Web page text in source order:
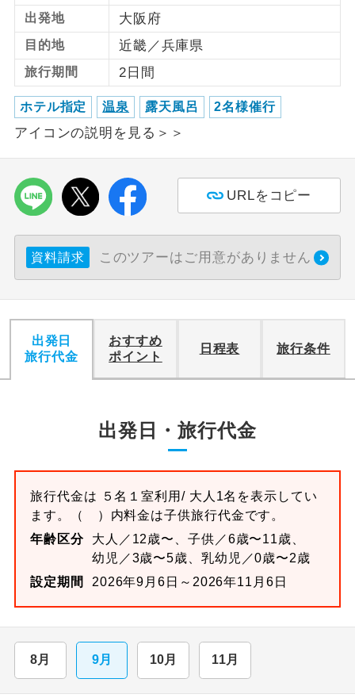
出発地 大阪府
目的地 近畿／兵庫県
旅行期間 2日間
ホテル指定 温泉 露天風呂 2名様催行
アイコンの説明を見る＞＞
URLをコピー
資料請求 このツアーはご用意がありません
出発日
旅行代金
おすすめ
ポイント
日程表 旅行条件
出発日・旅行代金
旅行代金は ５名１室利用/ 大人1名を表示してい
ます。
（ ）内料金は子供旅行代金です。
年齢区分
大人／12歳〜、子供／6歳〜11歳、
幼児／3歳〜5歳、乳幼児／0歳〜2歳
設定期間
2026年9月6日～2026年11月6日
8月 9月 10月 11月
女性限定
女性限定でご参加いただけるコースで
す。
年齢制限あり
ご参加にあたり年齢に制限があるコース
です。
航空会社指定
利用航空会社が指定なので、ご出発の計
画にとても便利です。
ホテル指定
す。
ス2席利用
す。